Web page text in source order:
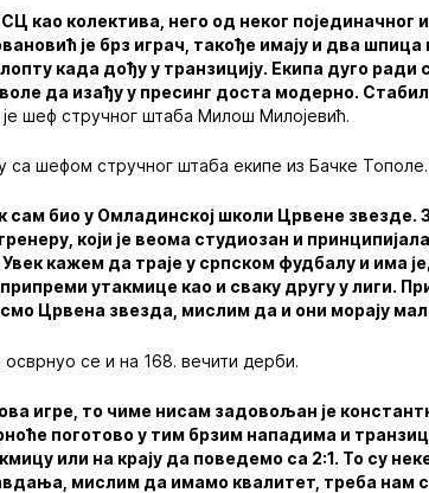
као колектива, него од неког појединачног
је брз играч, такође имају и два шпица
када дођу у транзицију. Екипа дуго ради
да изађу у пресинг доста модерно.
је шеф стручног штаба Милош Милојевић.
са шефом стручног штаба екипе из Бачке Тополе.
био у Омладинској школи Црвене звезде.
који је веома студиозан и
кажем да траје у српском фудбалу и има
утакмице као и сваку другу у лиги.
Црвена звезда, мислим да и они морају
се и на 168. вечити дерби.
игре, то чиме нисам задовољан је
поготово у тим брзим нападима и
или на крају да поведемо са 2:1. То су
мислим да имамо квалитет, треба нам